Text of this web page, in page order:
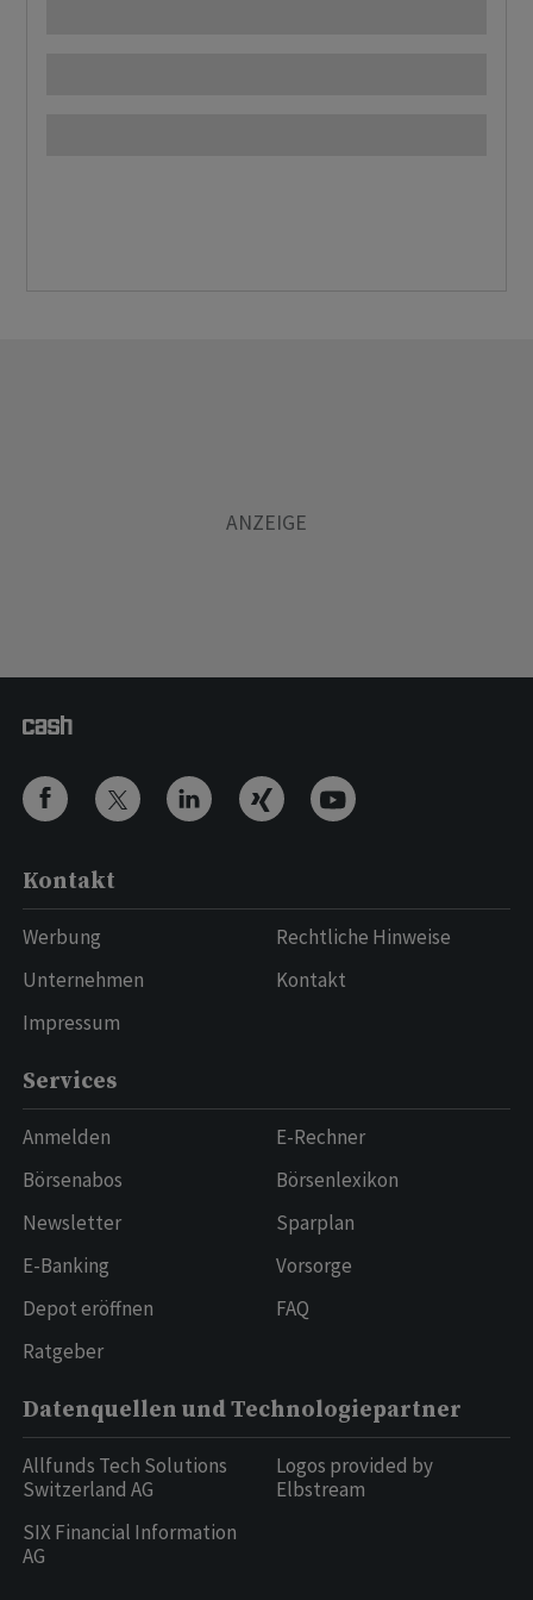
Kontakt
Werbung
Unternehmen
Impressum
Rechtliche Hinweise
Kontakt
Services
Anmelden
Börsenabos
Newsletter
E-Banking
Depot eröffnen
Ratgeber
E-Rechner
Börsenlexikon
Sparplan
Vorsorge
FAQ
Datenquellen und Technologiepartner
Allfunds Tech Solutions
Switzerland AG
SIX Financial Information
AG
Logos provided by
Elbstream